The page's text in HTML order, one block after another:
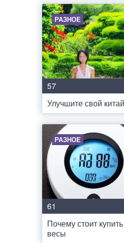
РАЗНОЕ
57
Улучшите свой
РАЗНОЕ
61
Почему стоит
весы